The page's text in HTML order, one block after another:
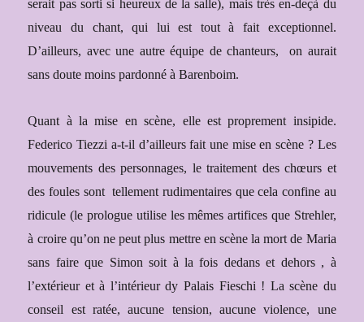
serait pas sorti si heureux de la salle), mais très en-deçà du
niveau du chant, qui lui est tout à fait exceptionnel.
D’ailleurs, avec une autre équipe de chanteurs, on aurait
sans doutemoins pardonné à Barenboim.
Quant à la mise en scène, elle est proprement insipide.
Federico Tiezzi a-t-il d’ailleurs fait une mise en scène ? Les
mouvements des personnages, le traitement des chœurs et
des foules sont tellement rudimentaires que cela confine au
ridicule (le prologue utilise les mêmes artifices que Strehler,
à croire qu’on ne peut plus mettre en scène la mort de Maria
sans faire que Simon soit à la fois dedans et dehors , à
l’extérieur et à l’intérieur dy Palais Fieschi ! La scène du
conseil est ratée, aucune tension, aucune violence, une